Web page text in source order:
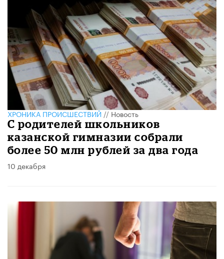
ХРОНИКА ПРОИСШЕСТВИЙ//Новость
С родителей школьников
казанской гимназии собрали
более 50 млн рублей за два года
10 декабря